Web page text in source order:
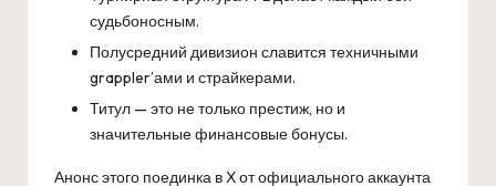
судьбоносным.
Полусредний дивизион славится техничными
grappler’ами и страйкерами.
Титул — это не только престиж, но и
значительные финансовые бонусы.
Анонс этого поединка в X от официального аккаунта